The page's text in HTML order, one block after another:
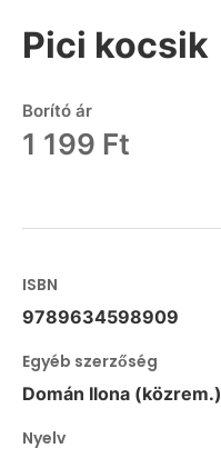
Pici kocsik
Borító ár
1 199 Ft
ISBN
9789634598909
Egyéb szerzőség
Domán Ilona (közrem.)
Nyelv